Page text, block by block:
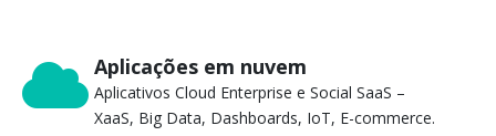
Aplicações em nuvem
Aplicativos Cloud Enterprise e Social SaaS –
XaaS, Big Data, Dashboards, IoT, E-commerce.